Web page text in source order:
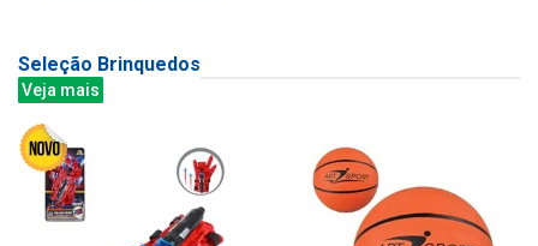
Seleção Brinquedos
Veja mais